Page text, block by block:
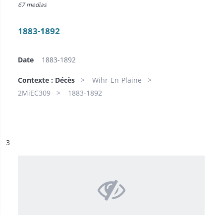
67 medias
1883-1892
Date 1883-1892
Contexte : Décès
Wihr-En-Plaine
2MiEC309
1883-1892
n°
3